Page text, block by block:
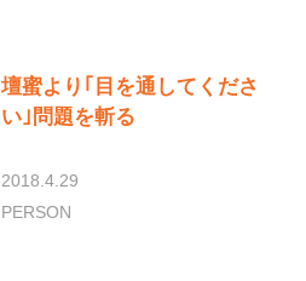
壇蜜より｢目を通してくださ
い｣問題を斬る
2018.4.29
PERSON